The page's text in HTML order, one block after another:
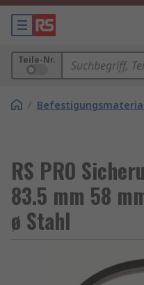
Teile-Nr.
/
RS PRO
83.5 mm 58
ø Stahl